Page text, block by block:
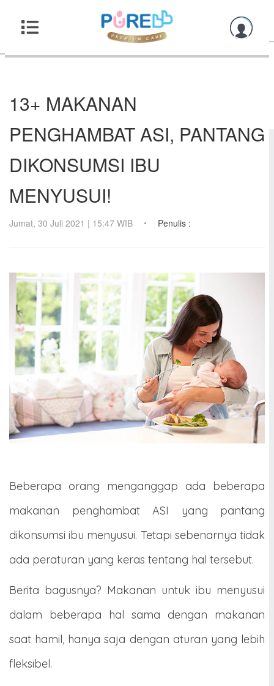
13+ MAKANAN
PENGHAMBAT ASI, PANTANG
DIKONSUMSI IBU
MENYUSUI!
Jumat, 30 Juli 2021 | 15:47 WIB Penulis :
Beberapa orang menganggap ada beberapa
makanan penghambat ASI yang pantang
dikonsumsi ibu menyusui. Tetapi sebenarnya tidak
ada peraturan yang keras tentang hal tersebut.
Berita bagusnya? Makanan untuk ibu menyusui
dalam beberapa hal sama dengan makanan
saat hamil, hanya saja dengan aturan yang lebih
fleksibel.